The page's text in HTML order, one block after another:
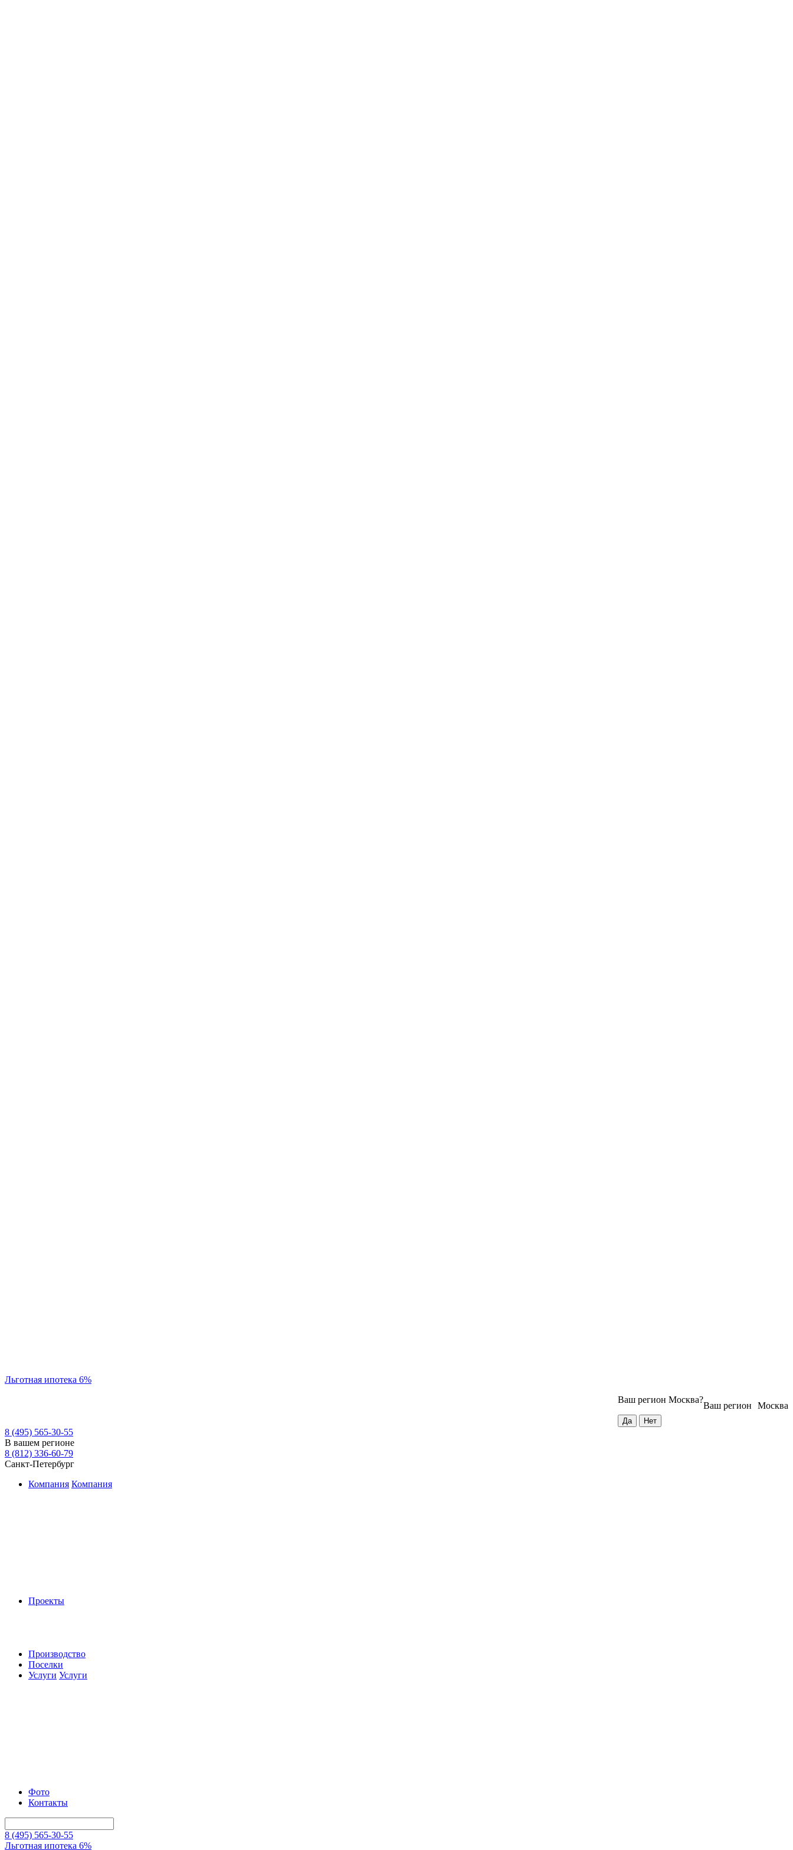
Льготная ипотека 6%
Москва
Ваш регион
Ваш регион Москва?
8 (495) 565-30-55
В вашем регионе
8 (812) 336-60-79
Санкт-Петербург
Компания Компания
Проекты
Производство
Поселки
Услуги Услуги
Фото
Контакты
8 (495) 565-30-55
Льготная ипотека 6%